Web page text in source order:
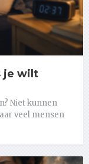
je wilt
Niet kunnen
veel mensen